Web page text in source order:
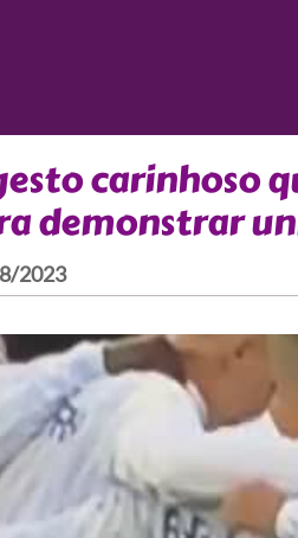
carinhoso
demonstrar
2023